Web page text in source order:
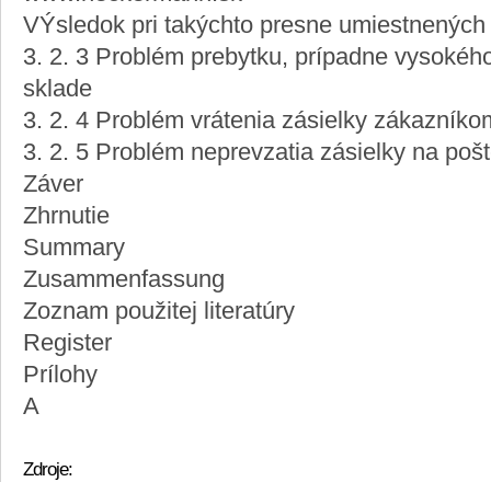
VÝsledok pri takýchto presne
3. 2. 3 Problém prebytku, prípadne
sklade
3. 2. 4 Problém vrátenia zásielky
3. 2. 5 Problém neprevzatia zásielky na
Záver
Zhrnutie
Summary
Zusammenfassung
Zoznam použitej literatúry
Register
Prílohy
A
Zdroje: